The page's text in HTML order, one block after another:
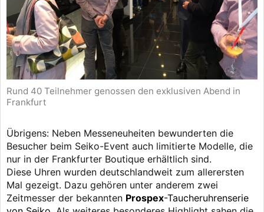
Rund 40 Teilnehmer genossen den exklusiven Abend in
Frankfurt
Übrigens: Neben Messeneuheiten bewunderten die
Besucher beim Seiko-Event auch limitierte Modelle, die
nur in der Frankfurter Boutique erhältlich sind.
Diese Uhren wurden deutschlandweit zum allerersten
Mal gezeigt. Dazu gehören unter anderem zwei
Zeitmesser der bekannten Prospex-Taucheruhrenserie